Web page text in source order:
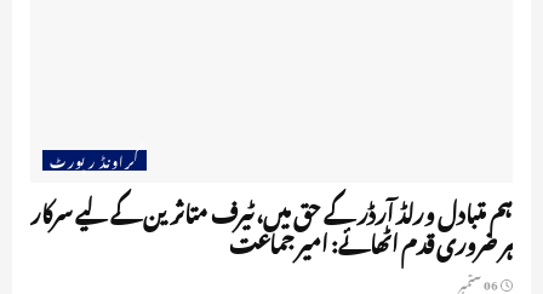
گراونڈ رپورٹ
ہم متبادل ورلڈ آرڈر کے حق میں، ٹیرف متاثرین کے لیے سرکار
ہر ضروری قدم اٹھائے: امیر جماعت